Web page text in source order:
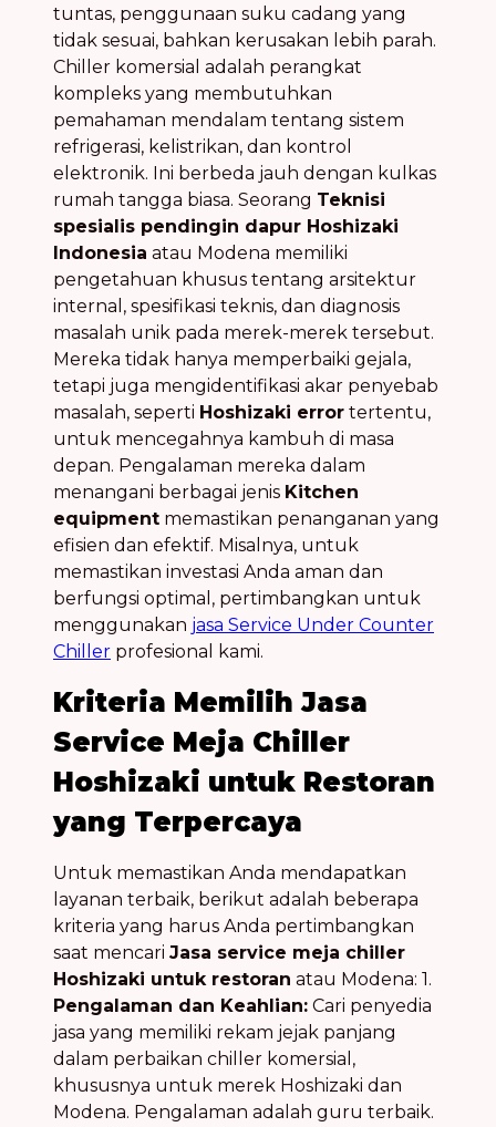
tuntas, penggunaan suku cadang yang
tidak sesuai, bahkan kerusakan lebih parah.
Chiller komersial adalah perangkat
kompleks yang membutuhkan
pemahaman mendalam tentang sistem
refrigerasi, kelistrikan, dan kontrol
elektronik. Ini berbeda jauh dengan kulkas
rumah tangga biasa. Seorang Teknisi
spesialis pendingin dapur Hoshizaki
Indonesia atau Modena memiliki
pengetahuan khusus tentang arsitektur
internal, spesifikasi teknis, dan diagnosis
masalah unik pada merek-merek tersebut.
Mereka tidak hanya memperbaiki gejala,
tetapi juga mengidentifikasi akar penyebab
masalah, seperti Hoshizaki error tertentu,
untuk mencegahnya kambuh di masa
depan. Pengalaman mereka dalam
menangani berbagai jenis Kitchen
equipment memastikan penanganan yang
efisien dan efektif. Misalnya, untuk
memastikan investasi Anda aman dan
berfungsi optimal, pertimbangkan untuk
menggunakan jasa Service Under Counter
Chiller profesional kami.
Kriteria Memilih Jasa
Service Meja Chiller
Hoshizaki untuk Restoran
yang Terpercaya
Untuk memastikan Anda mendapatkan
layanan terbaik, berikut adalah beberapa
kriteria yang harus Anda pertimbangkan
saat mencari Jasa service meja chiller
Hoshizaki untuk restoran atau Modena: 1.
Pengalaman dan Keahlian: Cari penyedia
jasa yang memiliki rekam jejak panjang
dalam perbaikan chiller komersial,
khususnya untuk merek Hoshizaki dan
Modena. Pengalaman adalah guru terbaik.